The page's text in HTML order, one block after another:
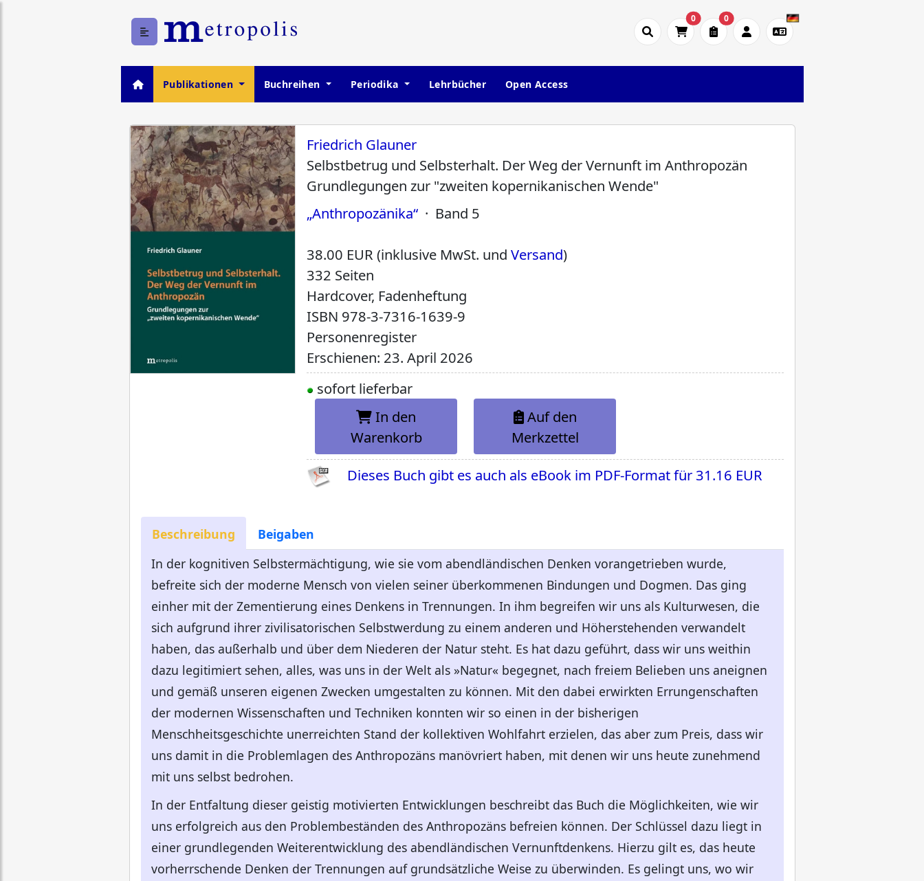
0 0
Publikationen Buchreihen Periodika Lehrbücher Open Access
Friedrich Glauner
Selbstbetrug und Selbsterhalt. Der Weg der Vernunft im Anthropozän
Grundlegungen zur "zweiten kopernikanischen Wende"
„Anthropozänika“ · Band 5
38.00 EUR (inklusive MwSt. undVersand)
332 Seiten
Hardcover, Fadenheftung
ISBN 978-3-7316-1639-9
Personenregister
Erschienen: 23. April 2026
sofort lieferbar
In den
Warenkorb
Auf den
Merkzettel
Dieses Buch gibt es auch als eBook im PDF-Format für31.16 EUR
Beschreibung
Beigaben
In der kognitiven Selbstermächtigung, wie sie vom abendländischen Denken vorangetrieben wurde,
befreite sich der moderne Mensch von vielen seiner überkommenen Bindungen und Dogmen. Das ging
einher mit der Zementierung eines Denkens in Trennungen. In ihm begreifen wir uns als Kulturwesen, die
sich aufgrund ihrer zivilisatorischen Selbstwerdung zu einem anderen und Höherstehenden verwandelt
haben, das außerhalb und über dem Niederen der Natur steht. Es hat dazu geführt, dass wir uns weithin
dazu legitimiert sehen, alles, was uns in der Welt als »Natur« begegnet, nach freiem Belieben uns aneignen
und gemäß unseren eigenen Zwecken umgestalten zu können. Mit den dabei erwirkten Errungenschaften
der modernen Wissenschaften und Techniken konnten wir so einen in der bisherigen
Menschheitsgeschichte unerreichten Stand der kollektiven Wohlfahrt erzielen, das aber zum Preis, dass wir
uns damit in die Problemlagen des Anthropozäns manövriert haben, mit denen wir uns heute zunehmend
mit uns selbst bedrohen.
In der Entfaltung dieser geistig motivierten Entwicklungen beschreibt das Buch die Möglichkeiten, wie wir
uns erfolgreich aus den Problembeständen des Anthropozäns befreien können. Der Schlüssel dazu liegt in
einer grundlegenden Weiterentwicklung des abendländischen Vernunftdenkens. Hierzu gilt es, das heute
vorherrschende Denken der Trennungen auf grundsätzliche Weise zu überwinden. Es gelingt uns, wo wir